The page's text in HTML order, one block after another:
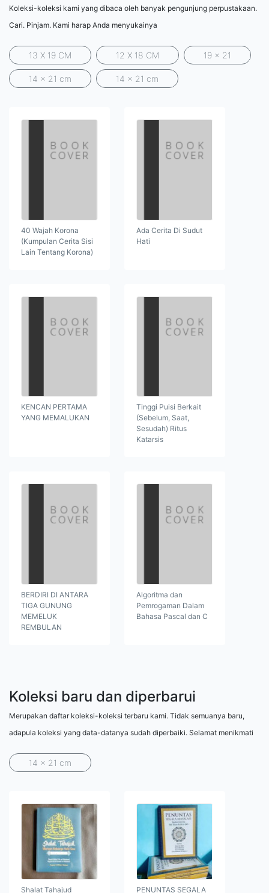
Koleksi-koleksi kami yang dibaca oleh banyak pengunjung perpustakaan.
Cari. Pinjam. Kami harap Anda menyukainya
13 X 19 CM 12 X 18 CM 19 x 21
14 x 21 cm 14 x 21 cm
40 Wajah Korona
(Kumpulan Cerita Sisi
Lain Tentang Korona)
Ada Cerita Di Sudut
Hati
KENCAN PERTAMA
YANG MEMALUKAN
Tinggi Puisi Berkait
(Sebelum, Saat,
Sesudah) Ritus
Katarsis
BERDIRI DI ANTARA
TIGA GUNUNG
MEMELUK
REMBULAN
Algoritma dan
Pemrogaman Dalam
Bahasa Pascal dan C
Koleksi baru dan diperbarui
Merupakan daftar koleksi-koleksi terbaru kami. Tidak semuanya baru,
adapula koleksi yang data-datanya sudah diperbaiki. Selamat menikmati
14 x 21 cm
Shalat Tahajud PENUNTAS SEGALA